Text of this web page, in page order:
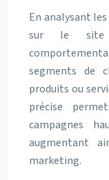
En analysant
sur le site
segments de
produits ou
précise
campagnes
augmentant
marketing.